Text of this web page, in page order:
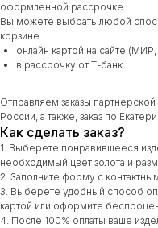
оформленной рассрочке.
Вы можете выбрать любой
корзине:
онлайн картой на сайте
в рассрочку от Т-банк.
Отправляем заказы
России, а также, заказ по
Как сделать заказ?
1. Выберете понравившееся
необходимый цвет золота и
2. Заполните форму с
3. Выберете удобный способ
картой или оформите
4. После 100% оплаты ваше